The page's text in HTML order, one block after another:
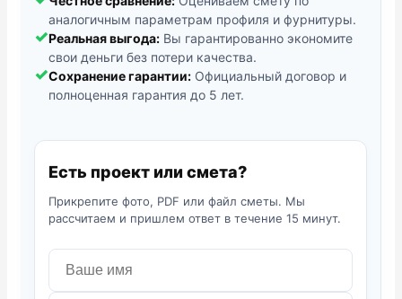
аналогичным параметрам профиля и фурнитуры.
✓Реальная выгода: Вы гарантированно экономите
свои деньги без потери качества.
✓Сохранение гарантии: Официальный договор и
полноценная гарантия до 5 лет.
Есть проект или смета?
Прикрепите фото, PDF или файл сметы. Мы
рассчитаем и пришлем ответ в течение 15 минут.